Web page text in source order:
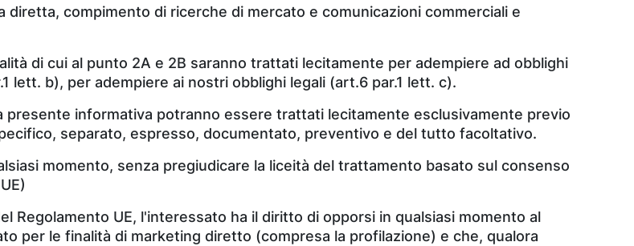
compimento di ricerche di mercato e comunicazioni commerciali e
di cui al punto 2A e 2B saranno trattati lecitamente per adempiere ad obblighi
lett. b), per adempiere ai nostri obblighi legali (art.6 par.1 lett. c).
presente informativa potranno essere trattati lecitamente esclusivamente previo
separato, espresso, documentato, preventivo e del tutto facoltativo.
momento, senza pregiudicare la liceità del trattamento basato sul consenso
Regolamento UE, l'interessato ha il diritto di opporsi in qualsiasi momento al
per le finalità di marketing diretto (compresa la profilazione) e che, qualora